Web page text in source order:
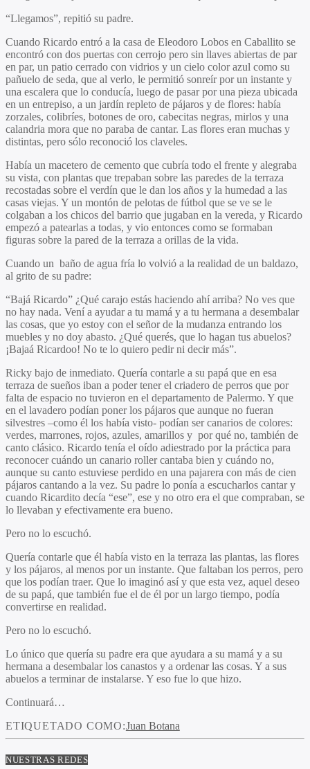
“Llegamos”, repitió su padre.
Cuando Ricardo entró a la casa de Eleodoro Lobos en Caballito se
encontró con dos puertas con cerrojo pero sin llaves abiertas de par
en par, un patio cerrado con vidrios y un cielo color azul como su
pañuelo de seda, que al verlo, le permitió sonreír por un instante y
una escalera que lo conducía, luego de pasar por una pieza ubicada
en un entrepiso, a un jardín repleto de pájaros y de flores: había
zorzales, colibríes, botones de oro, cabecitas negras, mirlos y una
calandria mora que no paraba de cantar. Las flores eran muchas y
distintas, pero sólo reconoció los claveles.
Había un macetero de cemento que cubría todo el frente y alegraba
su vista, con plantas que trepaban sobre las paredes de la terraza
recostadas sobre el verdín que le dan los años y la humedad a las
casas viejas. Y un montón de pelotas de fútbol que se ve se le
colgaban a los chicos del barrio que jugaban en la vereda, y Ricardo
empezó a patearlas a todas, y vio entonces como se formaban
figuras sobre la pared de la terraza a orillas de la vida.
Cuando un baño de agua fría lo volvió a la realidad de un baldazo,
al grito de su padre:
“Bajá Ricardo” ¿Qué carajo estás haciendo ahí arriba? No ves que
no hay nada. Vení a ayudar a tu mamá y a tu hermana a desembalar
las cosas, que yo estoy con el señor de la mudanza entrando los
muebles y no doy abasto. ¿Qué querés, que lo hagan tus abuelos?
¡Bajaá Ricardoo! No te lo quiero pedir ni decir más”.
Ricky bajo de inmediato. Quería contarle a su papá que en esa
terraza de sueños iban a poder tener el criadero de perros que por
falta de espacio no tuvieron en el departamento de Palermo. Y que
en el lavadero podían poner los pájaros que aunque no fueran
silvestres –como él los había visto- podían ser canarios de colores:
verdes, marrones, rojos, azules, amarillos y por qué no, también de
canto clásico. Ricardo tenía el oído adiestrado por la práctica para
reconocer cuándo un canario roller cantaba bien y cuándo no,
aunque su canto estuviese perdido en una pajarera con más de cien
pájaros cantando a la vez. Su padre lo ponía a escucharlos cantar y
cuando Ricardito decía “ese”, ese y no otro era el que compraban, se
lo llevaban y efectivamente era bueno.
Pero no lo escuchó.
Quería contarle que él había visto en la terraza las plantas, las flores
y los pájaros, al menos por un instante. Que faltaban los perros, pero
que los podían traer. Que lo imaginó así y que esta vez, aquel deseo
de su papá, que también fue el de él por un largo tiempo, podía
convertirse en realidad.
Pero no lo escuchó.
Lo único que quería su padre era que ayudara a su mamá y a su
hermana a desembalar los canastos y a ordenar las cosas. Y a sus
abuelos a terminar de instalarse. Y eso fue lo que hizo.
Continuará…
ETIQUETADO COMO:Juan Botana
NUESTRAS REDES